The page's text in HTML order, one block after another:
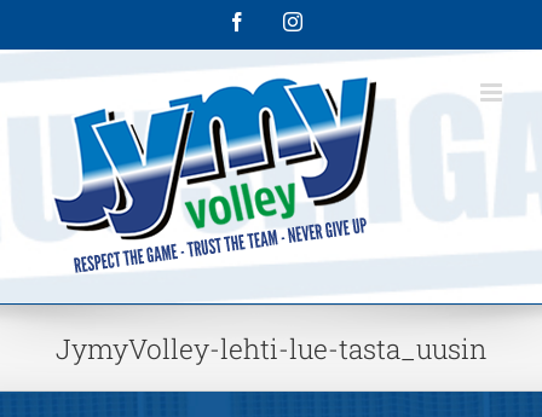
FacebookInstagram
JymyVolley-lehti-lue-tasta_uusin